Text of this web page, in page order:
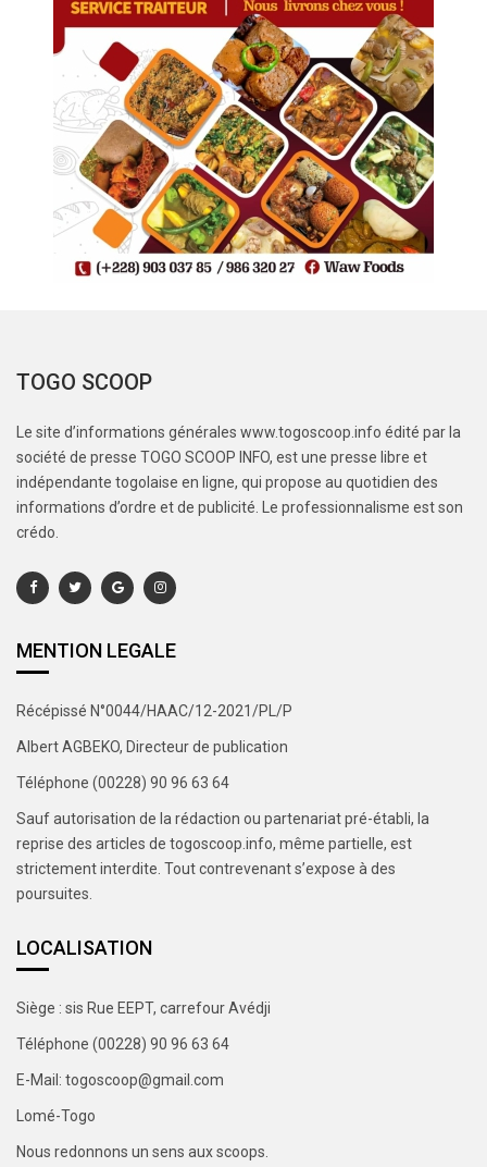
TOGO SCOOP
Le site d’informations générales www.togoscoop.info édité par la
société de presse TOGO SCOOP INFO, est une presse libre et
indépendante togolaise en ligne, qui propose au quotidien des
informations d’ordre et de publicité. Le professionnalisme est son
crédo.
MENTION LEGALE
Récépissé N°0044/HAAC/12-2021/PL/P
Albert AGBEKO, Directeur de publication
Téléphone (00228) 90 96 63 64
Sauf autorisation de la rédaction ou partenariat pré-établi, la
reprise des articles de togoscoop.info, même partielle, est
strictement interdite. Tout contrevenant s’expose à des
poursuites.
LOCALISATION
Siège : sis Rue EEPT, carrefour Avédji
Téléphone (00228) 90 96 63 64
E-Mail: togoscoop@gmail.com
Lomé-Togo
Nous redonnons un sens aux scoops.